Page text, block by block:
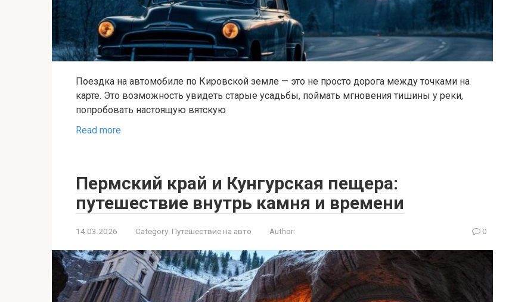
Поездка на автомобиле по Кировской земле — это не просто дорога между точками на
карте. Это возможность увидеть старые усадьбы, поймать мгновения тишины у реки,
попробовать настоящую вятскую
Read more
Пермский край и Кунгурская пещера:
путешествие внутрь камня и времени
14.03.2026 Category: Путешествие на авто Author: 0